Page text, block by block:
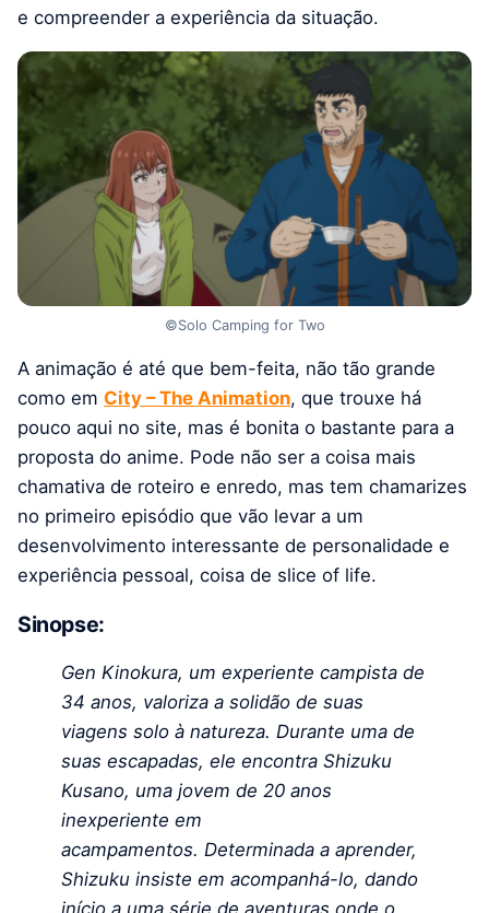
e compreender a experiência da situação.
©Solo Camping for Two
A animação é até que bem-feita, não tão grande
como em City – The Animation, que trouxe há
pouco aqui no site, mas é bonita o bastante para a
proposta do anime. Pode não ser a coisa mais
chamativa de roteiro e enredo, mas tem chamarizes
no primeiro episódio que vão levar a um
desenvolvimento interessante de personalidade e
experiência pessoal, coisa de slice of life.
Sinopse:
Gen Kinokura, um experiente campista de
34 anos, valoriza a solidão de suas
viagens solo à natureza. Durante uma de
suas escapadas, ele encontra Shizuku
Kusano, uma jovem de 20 anos
inexperiente em
acampamentos. Determinada a aprender,
Shizuku insiste em acompanhá-lo, dando
início a uma série de aventuras onde o